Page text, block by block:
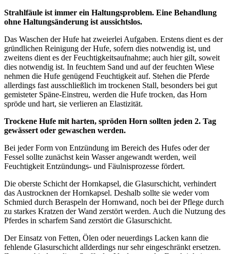
Strahlfäule ist immer ein Haltungsproblem. Eine Behandlung
ohne Haltungsänderung ist aussichtslos.
Das Waschen der Hufe hat zweierlei Aufgaben. Erstens dient es der
gründlichen Reinigung der Hufe, sofern dies notwendig ist, und
zweitens dient es der Feuchtigkeitsaufnahme; auch hier gilt, soweit
dies notwendig ist. In feuchtem Sand und auf der feuchten Wiese
nehmen die Hufe genügend Feuchtigkeit auf. Stehen die Pferde
allerdings fast ausschließlich im trockenen Stall, besonders bei gut
gemisteter Späne-Einstreu, werden die Hufe trocken, das Horn
spröde und hart, sie verlieren an Elastizität.
Trockene Hufe mit harten, spröden Horn sollten jeden 2. Tag
gewässert oder gewaschen werden.
Bei jeder Form von Entzündung im Bereich des Hufes oder der
Fessel sollte zunächst kein Wasser angewandt werden, weil
Feuchtigkeit Entzündungs- und Fäulnisprozesse fördert.
Die oberste Schicht der Hornkapsel, die Glasurschicht, verhindert
das Austrocknen der Hornkapsel. Deshalb sollte sie weder vom
Schmied durch Beraspeln der Hornwand, noch bei der Pflege durch
zu starkes Kratzen der Wand zerstört werden. Auch die Nutzung des
Pferdes in scharfem Sand zerstört die Glasurschicht.
Der Einsatz von Fetten, Ölen oder neuerdings Lacken kann die
fehlende Glasurschicht allderdings nur sehr eingeschränkt ersetzen.